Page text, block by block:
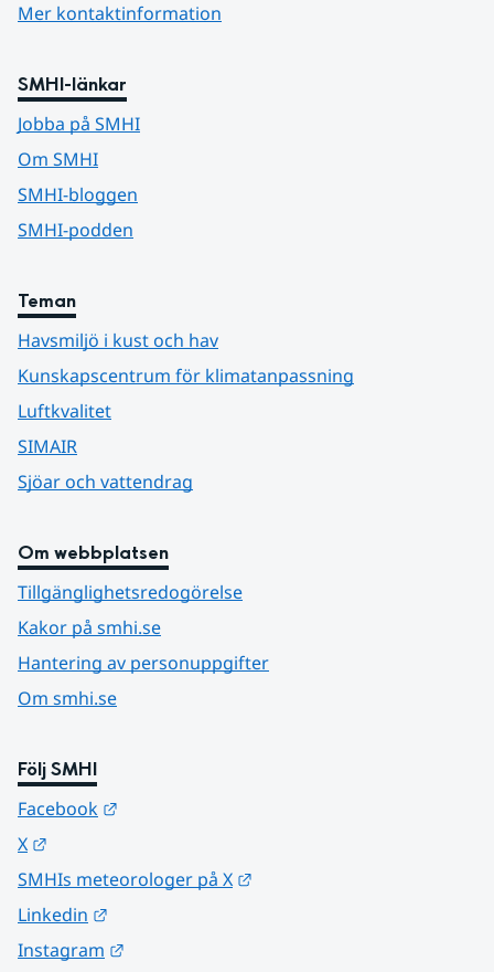
Mer kontaktinformation
SMHI-länkar
Jobba på SMHI
Om SMHI
SMHI-bloggen
SMHI-podden
Teman
Havsmiljö i kust och hav
Kunskapscentrum för klimatanpassning
Luftkvalitet
SIMAIR
Sjöar och vattendrag
Om webbplatsen
Tillgänglighetsredogörelse
Kakor på smhi.se
Hantering av personuppgifter
Om smhi.se
Följ SMHI
Facebook
X
SMHIs meteorologer på X
Linkedin
Instagram